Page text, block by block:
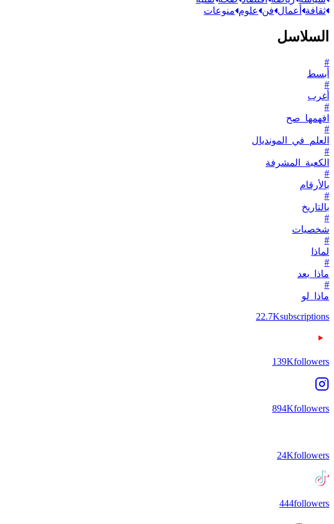
ثقافة
أعمال فن علوم منوعات
السلاسل
#
أبسط
#
أغرب
#
افهمها_صح
#
العلم_في_المونديال
#
الكعبة_المشرفة
#
بالأرقام
#
بالتاريخ
#
شخصيات
#
لماذا
#
ماذا_بعد
#
ماذا_لو
22.7Ksubscriptions
139Kfollowers
894Kfollowers
24Kfollowers
444followers